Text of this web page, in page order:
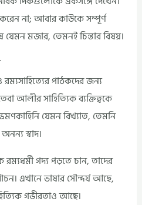
না; আবার কাউকে সম্পূর্ণ
মজার, তেমনই চিন্তার বিষয়।
পাঠকদের জন্য
আলীর সাহিত্যিক ব্যক্তিত্বকে
যেমন বিখ্যাত, তেমনি
স্বাদ।
রম্যধর্মী গদ্য পড়তে চান, তাদের
এখানে ভাষার সৌন্দর্য আছে,
গভীরতাও আছে।